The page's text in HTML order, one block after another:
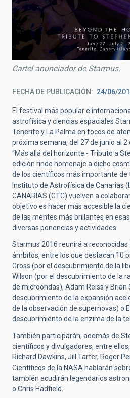
Cartel anunciador de Starmus.
FECHA DE PUBLICACIÓN 24/06/
El festival más popular e
astrofísica y ciencias espaciales
Tenerife y La Palma en focos de
próxima semana, del 27 de junio al 2
“Más allá del horizonte - Tributo a
edición rinde homenaje a dicho
de los científicos más importante de
Instituto de Astrofísica de Canarias
CANARIAS (GTC) vuelven a
objetivo es hacer más accesible la
de las mentes más brillantes en
diversas ponencias y actividades.
Starmus 2016 reunirá a reconocidas
ámbitos, entre los que destacan 10
Gross (por el descubrimiento de la
Wilson (por el descubrimiento de la
de microondas), Adam Reiss y Brian
descubrimiento de la expansión
de la observación de supernovas) o
descubrimiento de la enzima de la
También participarán, además de
científicos y divulgadores, entre
Richard Dawkins, Jill Tarter, Roger
Científicos de la NASA hablarán
también acudirán legendarios
o Chris Hadfield.